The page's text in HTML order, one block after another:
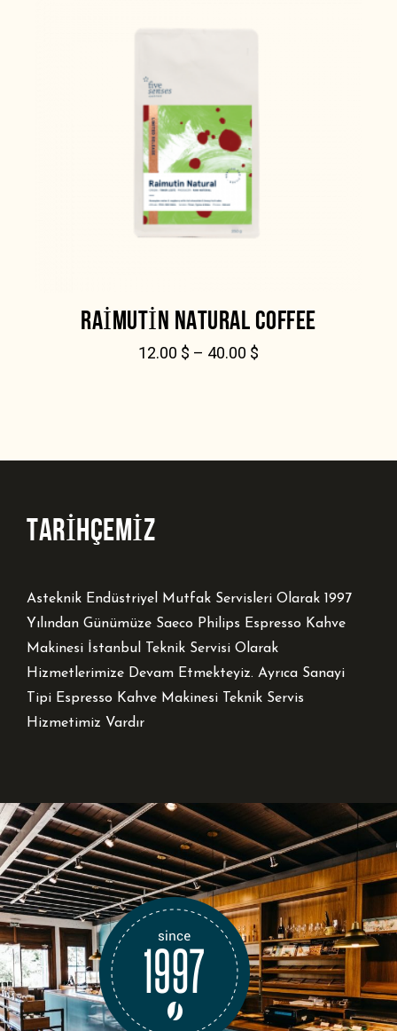
RAIMUTIN NATURAL COFFEE
12.00 $ – 40.00 $
TARİHÇEMİZ
Asteknik Endüstriyel Mutfak Servisleri Olarak 1997
Yılından Günümüze Saeco Philips Espresso Kahve
Makinesi İstanbul Teknik Servisi Olarak
Hizmetlerimize Devam Etmekteyiz. Ayrıca Sanayi
Tipi Espresso Kahve Makinesi Teknik Servis
Hizmetimiz Vardır